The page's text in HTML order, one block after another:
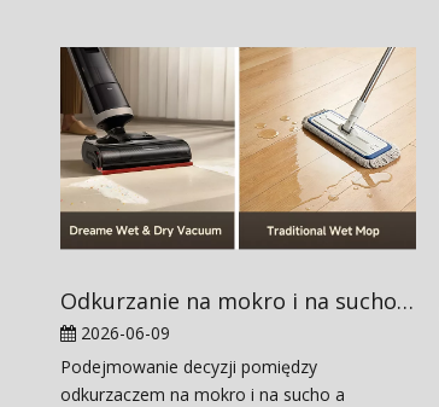
Odkurzanie na mokro i na sucho a odkurzacz tradycyjny: czego potrzebujesz?
2026-06-09
Podejmowanie decyzji pomiędzy
odkurzaczem na mokro i na sucho a